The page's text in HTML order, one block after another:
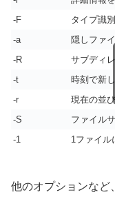
-F
タイプ識
-a
隠しファ
-R
サブディ
-t
時刻で新
-r
現在の並
-S
ファイル
-1
1ファイル
他のオプションなど